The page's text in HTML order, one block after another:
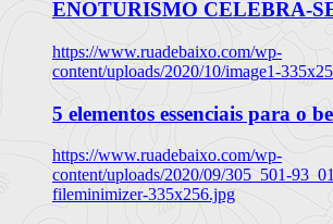
ENOTURISMO CELEBRA-
https://www.ruadebaixo.com/wp-
content/uploads/2020/10/image1-
5 elementos essenciais para o
https://www.ruadebaixo.com/wp-
content/uploads/2020/09/305_501-
fileminimizer-335x256.jpg